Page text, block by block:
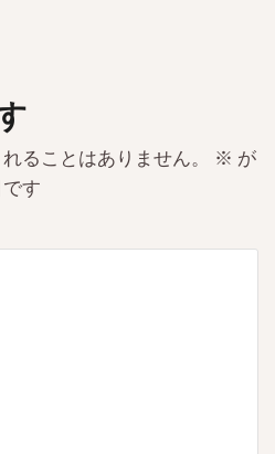
ることはありません。 ※ が
す